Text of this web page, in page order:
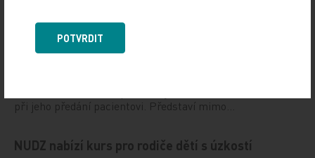
Vystavování ePoukazů
17. 12. 2024
při jeho předání pacientovi. Představí mimo…
NUDZ nabízí kurs pro rodiče dětí s úzkostí
POTVRDIT